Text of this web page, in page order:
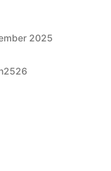
2025